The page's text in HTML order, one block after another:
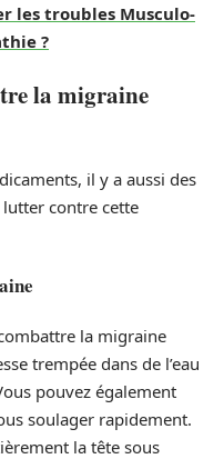
les troubles Musculo-
?
la migraine
il y a aussi des
contre cette
la migraine
trempée dans de l’eau
pouvez également
soulager rapidement.
la tête sous